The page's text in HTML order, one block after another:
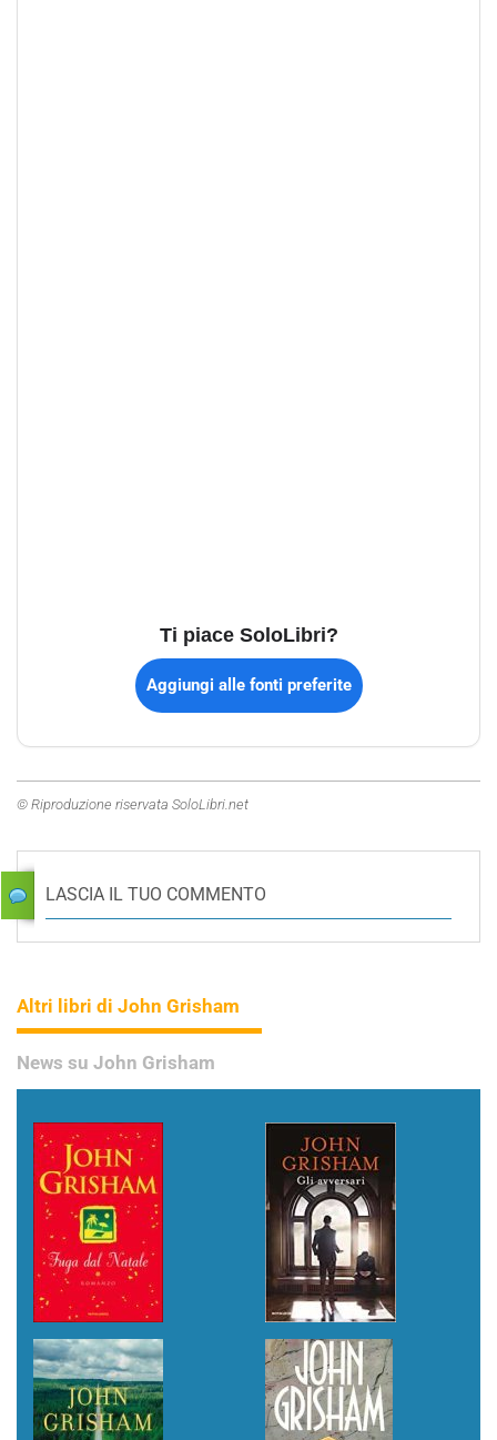
Ti piace SoloLibri?
Aggiungi alle fonti preferite
© Riproduzione riservata SoloLibri.net
LASCIA IL TUO COMMENTO
Altri libri di John Grisham
News su John Grisham